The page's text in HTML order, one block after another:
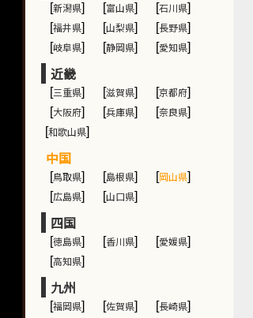
[新潟県] [富山県] [石川県]
[福井県] [山梨県] [長野県]
[岐阜県] [静岡県] [愛知県]
近畿
[三重県] [滋賀県] [京都府]
[大阪府] [兵庫県] [奈良県]
[和歌山県]
中国
[鳥取県] [島根県] [岡山県]
[広島県] [山口県]
四国
[徳島県] [香川県] [愛媛県]
[高知県]
九州
[福岡県] [佐賀県] [長崎県]